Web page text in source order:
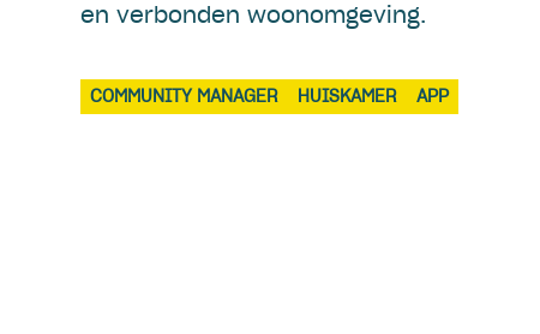
en verbonden woonomgeving.
COMMUNITY MANAGER HUISKAMER APP